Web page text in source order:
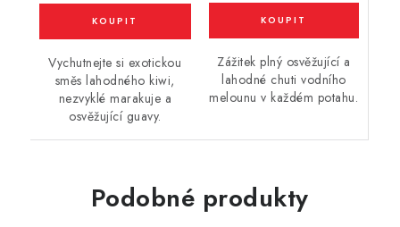
Vychutnejte si exotickou
směs lahodného kiwi,
nezvyklé marakuje a
osvěžující guavy.
Zážitek plný osvěžující a
lahodné chuti vodního
melounu v každém potahu.
Podobné produkty